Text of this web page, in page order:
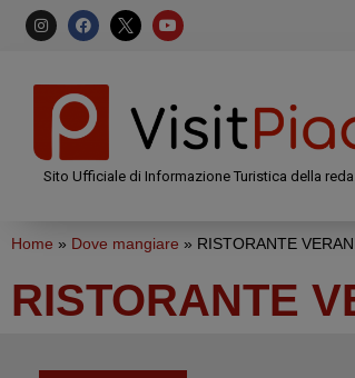
Sito Ufficiale di Informazione Turistica della
Home » Dove mangiare » RISTORANTE
RISTORANTE